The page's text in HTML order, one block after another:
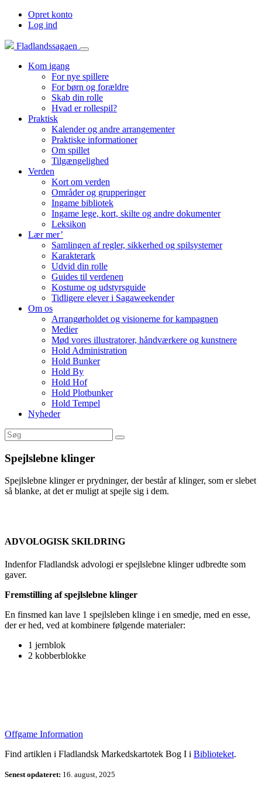
Opret konto
Log ind
Fladlandssagaen
Kom igang
For nye spillere
For børn og forældre
Skab din rolle
Hvad er rollespil?
Praktisk
Kalender og andre arrangementer
Praktiske informationer
Om spillet
Tilgængelighed
Verden
Kort om verden
Områder og grupperinger
Ingame bibliotek
Ingame lege, kort, skilte og andre dokumenter
Leksikon
Lær mer’
Samlingen af regler, sikkerhed og spilsystemer
Karakterark
Udvid din rolle
Guides til verdenen
Kostume og udstyrsguide
Tidligere elever i Sagaweekender
Om os
Arrangørholdet og visionerne for kampagnen
Medier
Mød vores illustratorer, håndværkere og kunstnere
Hold Administration
Hold Bunker
Hold By
Hold Hof
Hold Plotbunker
Hold Tempel
Nyheder
Spejlslebne klinger
Spejlslebne klinger er prydninger, der består af klinger, som er slebet
så blanke, at det er muligt at spejle sig i dem.
ADVOLOGISK SKILDRING
Indenfor Fladlandsk advologi er spejlslebne klinger udbredte som
gaver.
Fremstilling af spejlslebne klinger
En finsmed kan lave 1 spejlsleben klinge i en smedje, med en esse,
der er hed, ved at kombinere følgende materialer:
1 jernblok
2 kobberblokke
Offgame Information
Find artiklen i Fladlandsk Markedskartotek Bog I i Biblioteket.
Senest opdateret: 16. august, 2025